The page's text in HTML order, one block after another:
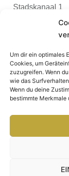
Um dir ein optimales
Cookies, um
zuzugreifen. Wenn
wie das
Wenn du deine
bestimmte
Stadskanaal 1
28865 Lilienthal
T 04298 – 91
Trotz
keine Haftung
Inhalt der